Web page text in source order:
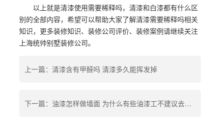
以上就是清漆使用需要稀释吗，清漆和白漆都有什么区
别的全部内容，希望可以帮助大家了解清漆需要稀释吗相关
知识，更多装修知识、装修公司评价、装修案例请继续关注
上海统帅别墅装修公司。
上一篇：清漆含有甲醛吗 清漆多久能挥发掉
下一篇：油漆怎样做墙面 为什么有些油漆工不建议去刷底漆